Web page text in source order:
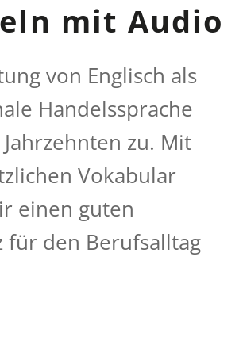
mit Audio
von Englisch als
Handelssprache
zu. Mit
Vokabular
einen guten
für den Berufsalltag